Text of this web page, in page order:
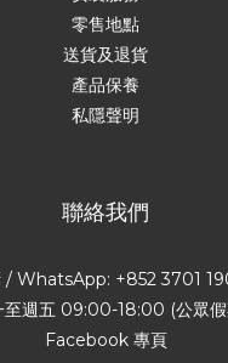
零售地點
送貨及退貨
產品保養
私隱聲明
聯絡我們
/ WhatsApp: +852 3701
至週五 09:00-18:00 (公眾假
Facebook 專頁